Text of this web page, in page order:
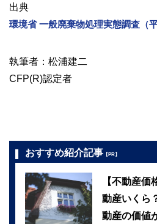
出典
環境省 一般廃棄物処理実態調査（
執筆者：松浦建二
CFP(R)認定者
おすすめ紹介記事 【PR】
【不動産価
動産いくら
動産の価値